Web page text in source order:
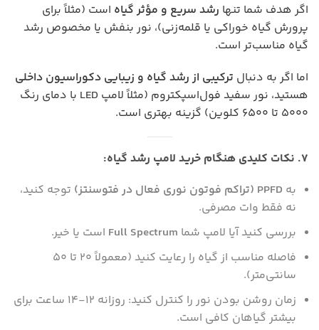
اگر هدف شما تنها رشد سریع و مؤثر گیاه است (مثلاً برای
پرورش گیاه خوراکی یا قلمه‌زنی)، نور بنفش یا مخصوص رشد
گیاه مناسب‌تر است.
اما اگر به دنبال ترکیبی از رشد گیاه و زیبایی دکوراسیون داخلی
هستید، نور سفید فول‌اسپکتروم (مثلاً لامپ LED با دمای رنگ
۵۰۰۰ تا ۶۵۰۰ کلوین) گزینه بهتری است.
۷. نکات کلیدی هنگام خرید لامپ رشد گیاه:
به PPFD (تراکم فوتون نوری فعال در فتوسنتز)
توجه کنید،
نه فقط وات مصرفی.
بررسی کنید آیا لامپ شما Full Spectrum است یا خیر.
فاصله مناسب از گیاه را رعایت کنید (معمولاً ۲۰ تا ۵۰
سانتی‌متر).
زمان روشن بودن نور را کنترل کنید: روزانه ۱۲-۱۴ ساعت برای
بیشتر گیاهان کافی است.